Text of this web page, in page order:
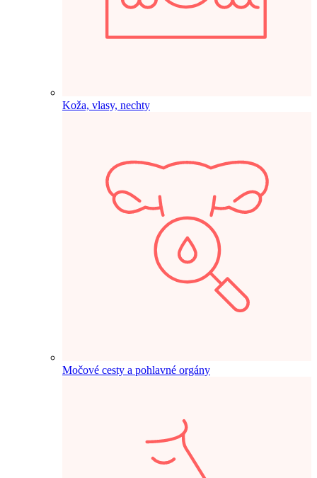
Koža, vlasy, nechty
Močové cesty a pohlavné orgány